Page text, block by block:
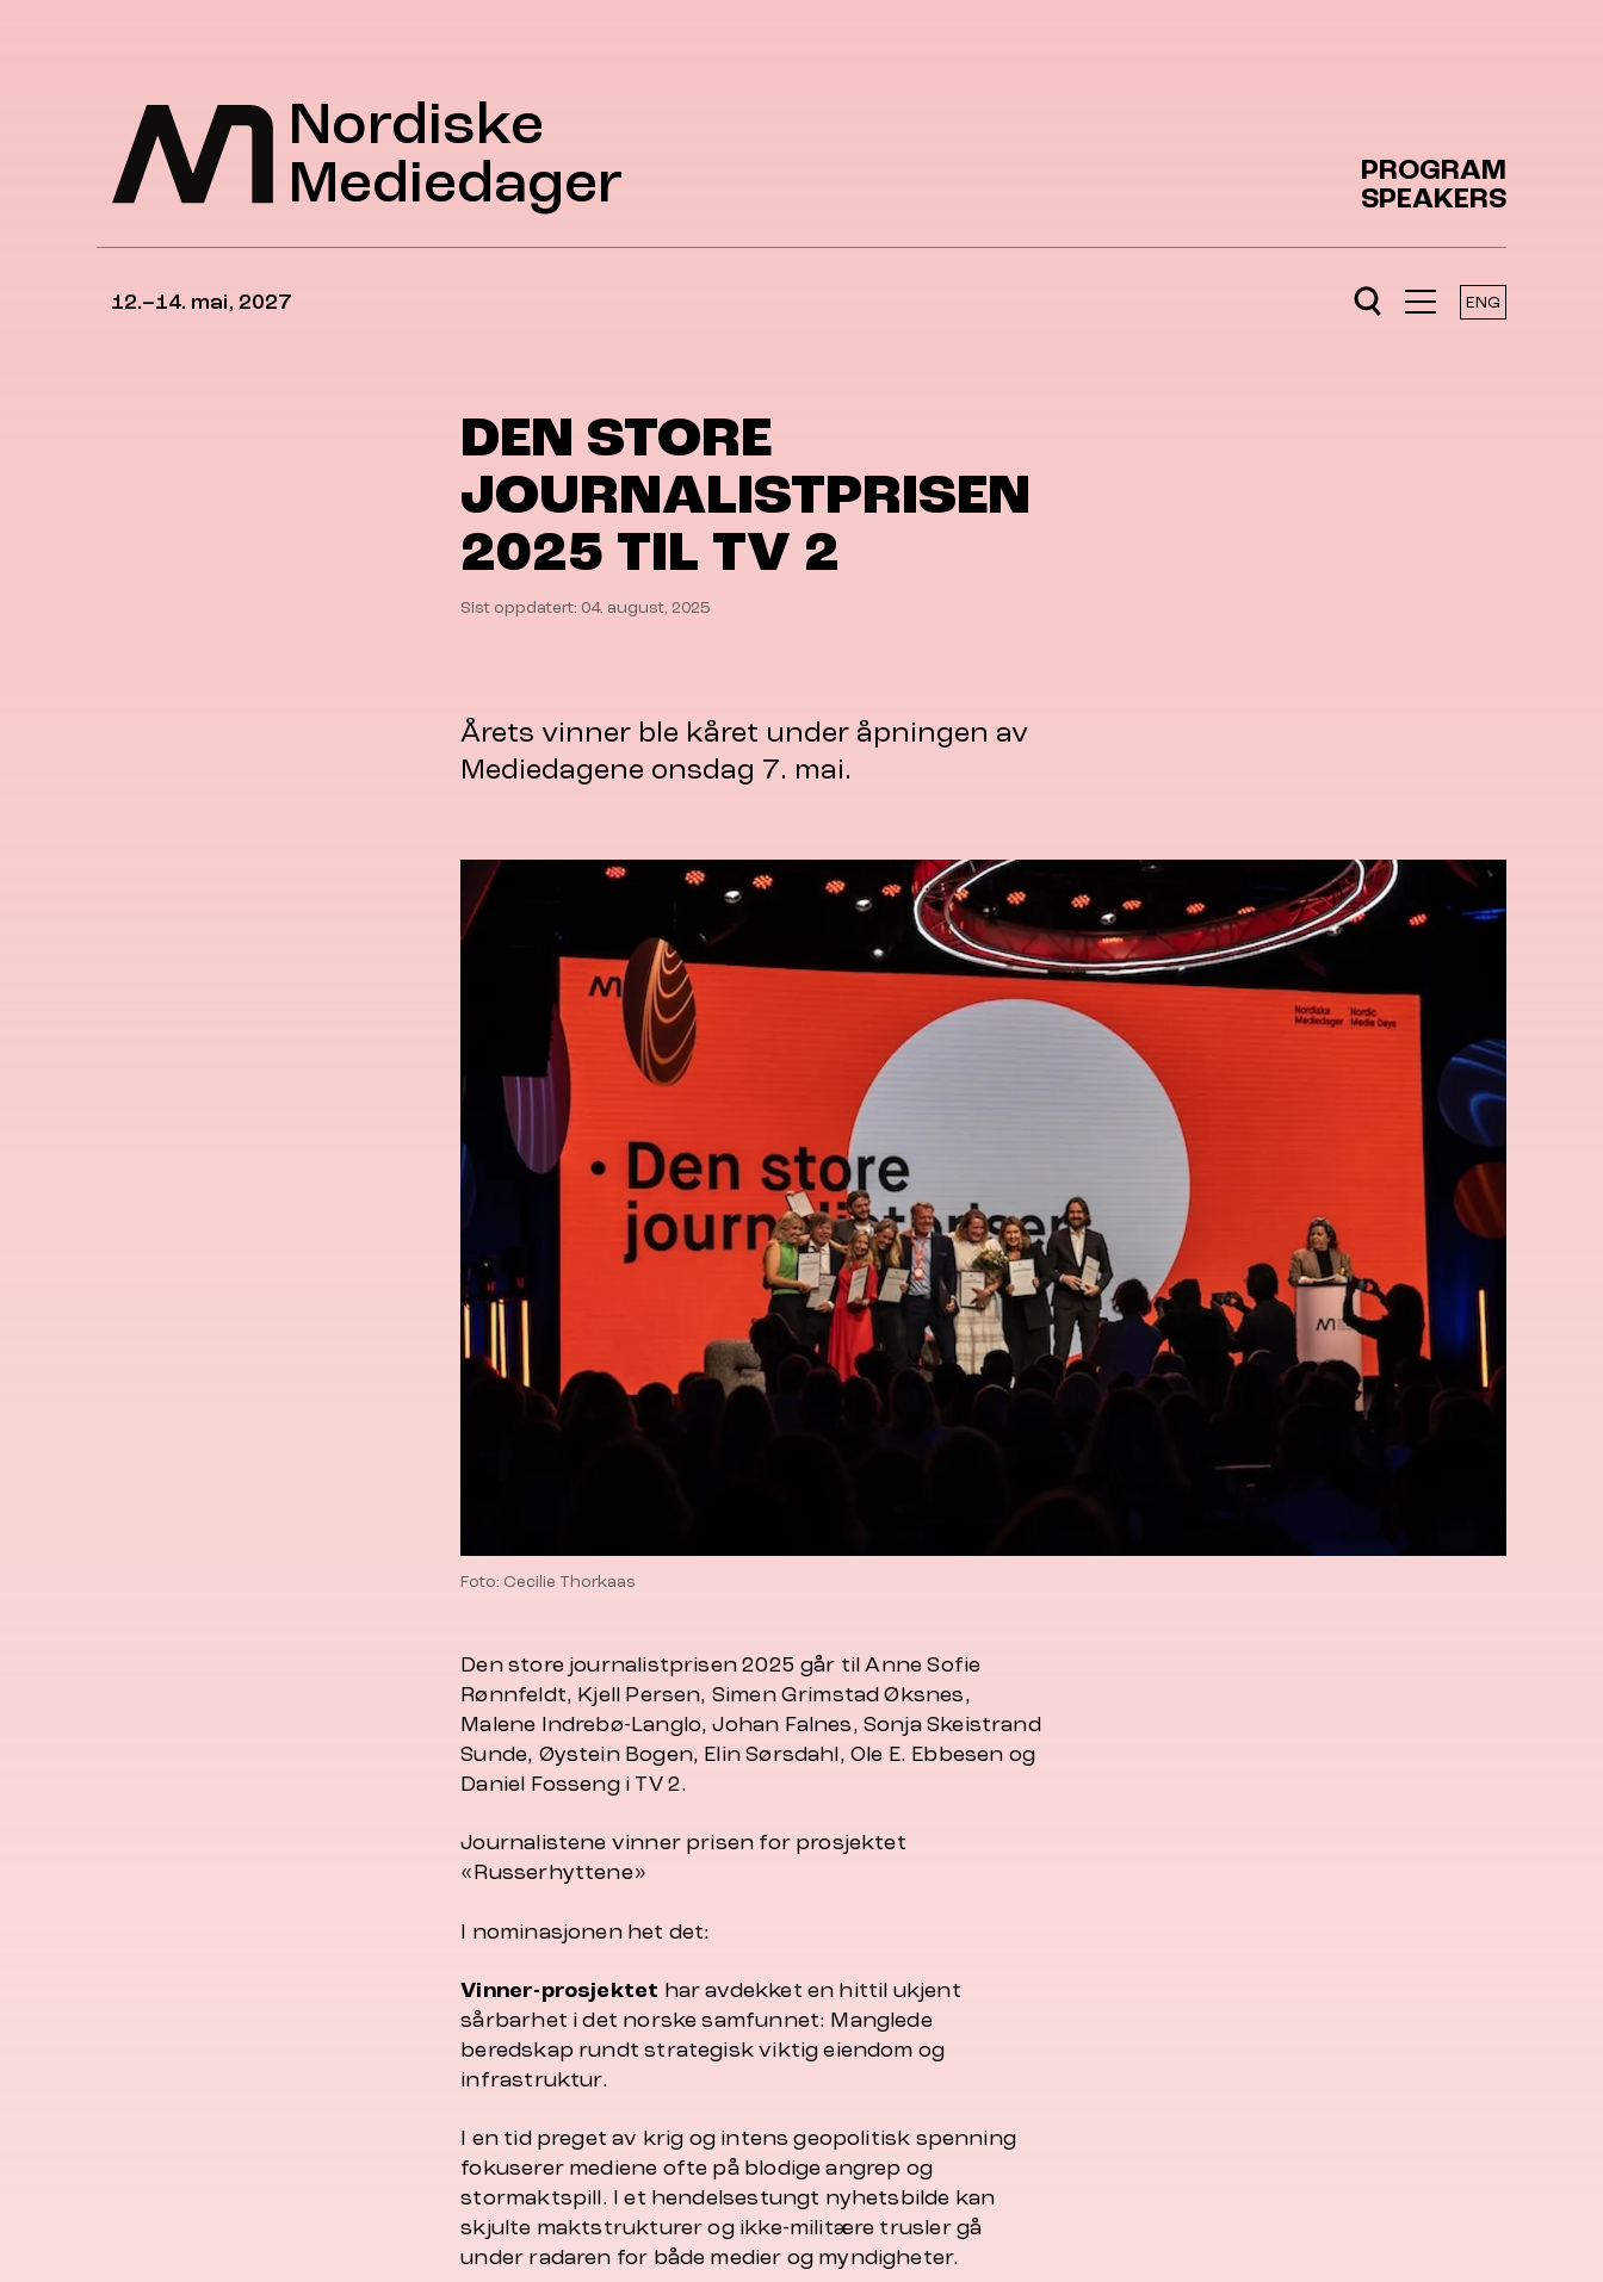
Nordiske
Mediedager
PROGRAM
SPEAKERS
12.–14. mai, 2027 ENG
DEN STORE
JOURNALISTPRISEN
2025 TIL TV 2
Sist oppdatert: 04. august, 2025
Årets vinner ble kåret under åpningen av
Mediedagene onsdag 7. mai.
Foto: Cecilie Thorkaas
Den store journalistprisen 2025 går til Anne Sofie
Rønnfeldt, Kjell Persen, Simen Grimstad Øksnes,
Malene Indrebø-Langlo, Johan Falnes, Sonja Skeistrand
Sunde, Øystein Bogen, Elin Sørsdahl, Ole E. Ebbesen og
Daniel Fosseng i TV 2.
Journalistene vinner prisen for prosjektet
«Russerhyttene»
I nominasjonen het det:
Vinner-prosjektet har avdekket en hittil ukjent
sårbarhet i det norske samfunnet: Manglede
beredskap rundt strategisk viktig eiendom og
infrastruktur.
I en tid preget av krig og intens geopolitisk spenning
fokuserer mediene ofte på blodige angrep og
stormaktspill. I et hendelsestungt nyhetsbilde kan
skjulte maktstrukturer og ikke-militære trusler gå
under radaren for både medier og myndigheter.